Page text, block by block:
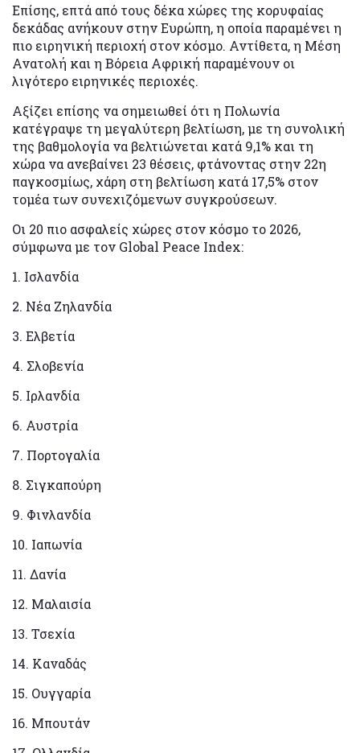
Επίσης, επτά από τους δέκα χώρες της κορυφαίας
δεκάδας ανήκουν στην Ευρώπη, η οποία παραμένει η
πιο ειρηνική περιοχή στον κόσμο. Αντίθετα, η Μέση
Ανατολή και η Βόρεια Αφρική παραμένουν οι
λιγότερο ειρηνικές περιοχές.
Αξίζει επίσης να σημειωθεί ότι η Πολωνία
κατέγραψε τη μεγαλύτερη βελτίωση, με τη συνολική
της βαθμολογία να βελτιώνεται κατά 9,1% και τη
χώρα να ανεβαίνει 23 θέσεις, φτάνοντας στην 22η
παγκοσμίως, χάρη στη βελτίωση κατά 17,5% στον
τομέα των συνεχιζόμενων συγκρούσεων.
Οι 20 πιο ασφαλείς χώρες στον κόσμο το 2026,
σύμφωνα με τον Global Peace Index:
1. Ισλανδία
2. Νέα Ζηλανδία
3. Ελβετία
4. Σλοβενία
5. Ιρλανδία
6. Αυστρία
7. Πορτογαλία
8. Σιγκαπούρη
9. Φινλανδία
10. Ιαπωνία
11. Δανία
12. Μαλαισία
13. Τσεχία
14. Καναδάς
15. Ουγγαρία
16. Μπουτάν